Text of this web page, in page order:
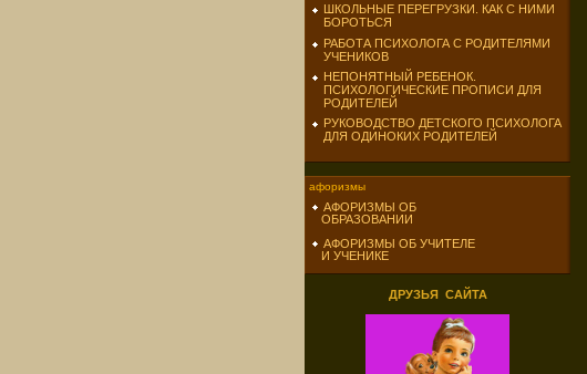
ШКОЛЬНЫЕ ПЕРЕГРУЗКИ. КАК С НИМИ
БОРОТЬСЯ
РАБОТА ПСИХОЛОГА С РОДИТЕЛЯМИ
УЧЕНИКОВ
НЕПОНЯТНЫЙ РЕБЕНОК.
ПСИХОЛОГИЧЕСКИЕ ПРОПИСИ ДЛЯ
РОДИТЕЛЕЙ
РУКОВОДСТВО ДЕТСКОГО ПСИХОЛОГА
ДЛЯ ОДИНОКИХ РОДИТЕЛЕЙ
афоризмы
АФОРИЗМЫ ОБ
ОБРАЗОВАНИИ
АФОРИЗМЫ ОБ УЧИТЕЛЕ
И УЧЕНИКЕ
ДРУЗЬЯ САЙТА